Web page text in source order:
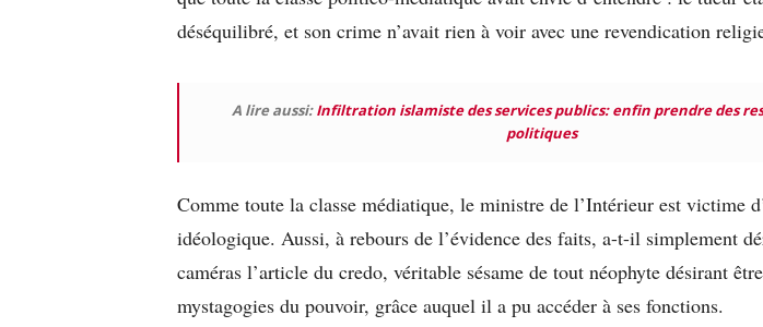
déséquilibré, et son crime n’avait rien à voir avec une revendication
A lire aussi:Infiltration islamiste des services publics: enfin prendre des
politiques
Comme toute la classe médiatique, le ministre de l’Intérieur est victime
idéologique. Aussi, à rebours de l’évidence des faits, a-t-il simplement
caméras l’article du credo, véritable sésame de tout néophyte désirant
mystagogies du pouvoir, grâce auquel il a pu accéder à ses fonctions.